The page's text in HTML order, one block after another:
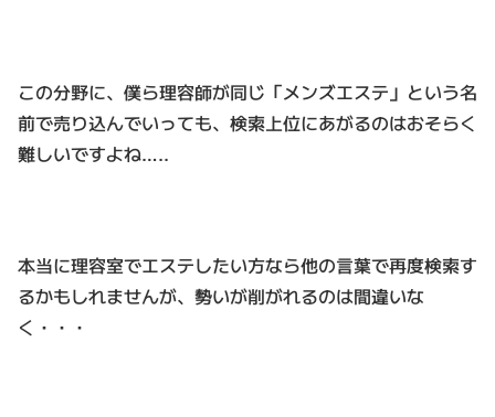
この分野に、僕ら理容師が同じ「メンズエステ」という名
前で売り込んでいっても、検索上位にあがるのはおそらく
難しいですよね…..
本当に理容室でエステしたい方なら他の言葉で再度検索す
るかもしれませんが、勢いが削がれるのは間違いな
く・・・